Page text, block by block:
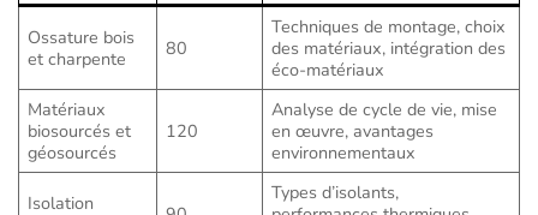
Ossature bois
et charpente
80
Techniques de montage, choix
des matériaux, intégration des
éco-matériaux
Matériaux
biosourcés et
géosourcés
120
Analyse de cycle de vie, mise
en œuvre, avantages
environnementaux
Isolation
Types d’isolants,